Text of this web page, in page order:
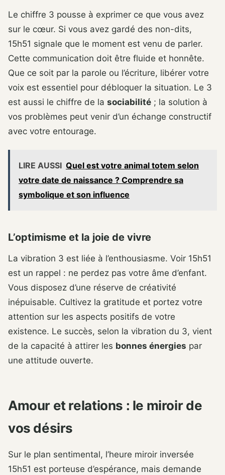
Le chiffre 3 pousse à exprimer ce que vous avez
sur le cœur. Si vous avez gardé des non-dits,
15h51 signale que le moment est venu de parler.
Cette communication doit être fluide et honnête.
Que ce soit par la parole ou l’écriture, libérer votre
voix est essentiel pour débloquer la situation. Le 3
est aussi le chiffre de la sociabilité ; la solution à
vos problèmes peut venir d’un échange constructif
avec votre entourage.
LIRE AUSSI Quel est votre animal totem selon
votre date de naissance ? Comprendre sa
symbolique et son influence
L’optimisme et la joie de vivre
La vibration 3 est liée à l’enthousiasme. Voir 15h51
est un rappel : ne perdez pas votre âme d’enfant.
Vous disposez d’une réserve de créativité
inépuisable. Cultivez la gratitude et portez votre
attention sur les aspects positifs de votre
existence. Le succès, selon la vibration du 3, vient
de la capacité à attirer les bonnes énergies par
une attitude ouverte.
Amour et relations : le miroir de
vos désirs
Sur le plan sentimental, l’heure miroir inversée
15h51 est porteuse d’espérance, mais demande